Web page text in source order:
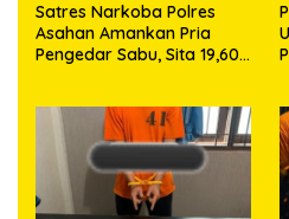
Satres Narkoba Polres
Asahan Amankan Pria
Pengedar Sabu, Sita 19,60